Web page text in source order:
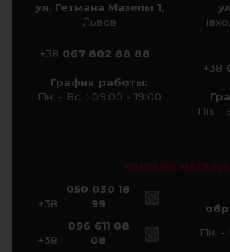
ул. Гетмана Мазепы 1,
Львов
+38 067 802 88 88
График работы:
Пн. - Вс. : 09:00 - 19:00
+38
Пн. -
ОНЛАЙН
+38
050 030 18
99
+38
096 611 08
08
Пн. -